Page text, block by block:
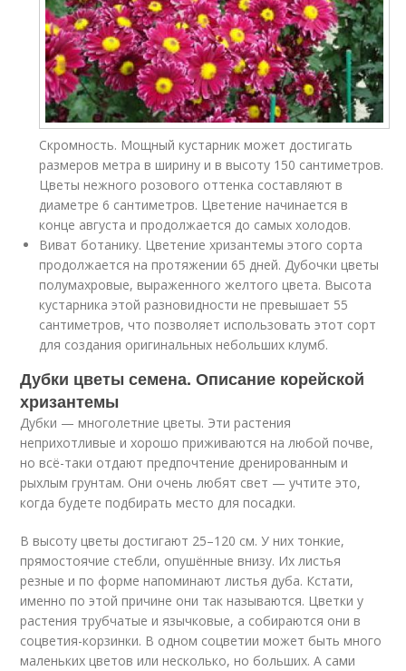
Скромность. Мощный кустарник может достигать
размеров метра в ширину и в высоту 150 сантиметров.
Цветы нежного розового оттенка составляют в
диаметре 6 сантиметров. Цветение начинается в
конце августа и продолжается до самых холодов.
Виват ботанику. Цветение хризантемы этого сорта
продолжается на протяжении 65 дней. Дубочки цветы
полумахровые, выраженного желтого цвета. Высота
кустарника этой разновидности не превышает 55
сантиметров, что позволяет использовать этот сорт
для создания оригинальных небольших клумб.
Дубки цветы семена. Описание корейской
хризантемы
Дубки — многолетние цветы. Эти растения
неприхотливые и хорошо приживаются на любой почве,
но всё-таки отдают предпочтение дренированным и
рыхлым грунтам. Они очень любят свет — учтите это,
когда будете подбирать место для посадки.
В высоту цветы достигают 25–120 см. У них тонкие,
прямостоячие стебли, опушённые внизу. Их листья
резные и по форме напоминают листья дуба. Кстати,
именно по этой причине они так называются. Цветки у
растения трубчатые и язычковые, а собираются они в
соцветия-корзинки. В одном соцветии может быть много
маленьких цветов или несколько, но больших. А сами